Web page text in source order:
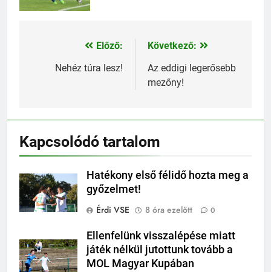
Bejegyzés
navigáció
Előző:
Nehéz túra lesz!
Következő:
Az eddigi legerősebb
mezőny!
Kapcsolódó tartalom
Hatékony első félidő hozta meg a
győzelmet!
Érdi VSE
8 óra ezelőtt 0
Ellenfelünk visszalépése miatt
játék nélkül jutottunk tovább a
MOL Magyar Kupában